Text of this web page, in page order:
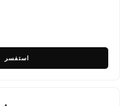
استفسر